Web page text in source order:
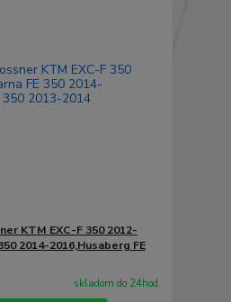
KTM EXC-F 350 2012-
2014-2016,Husaberg FE
skladom do 24hod.